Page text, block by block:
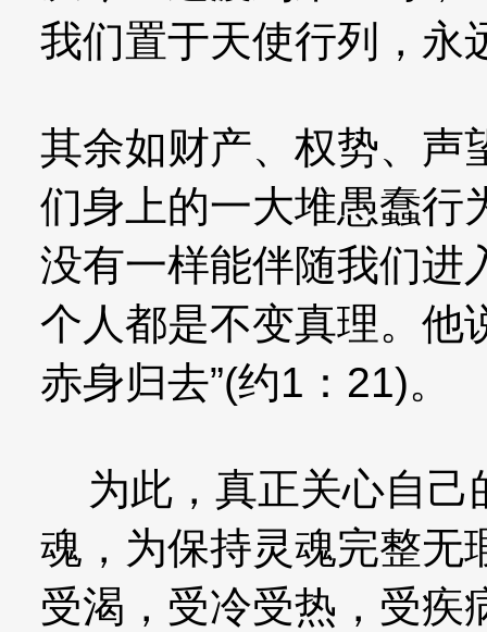
我们置于天使行列，永
其余如财产、权势、声
们身上的一大堆愚蠢行
没有一样能伴随我们进
个人都是不变真理。他
赤身归去”(约1：21)。
为此，真正关心自己
魂，为保持灵魂完整无
受渴，受冷受热，受疾